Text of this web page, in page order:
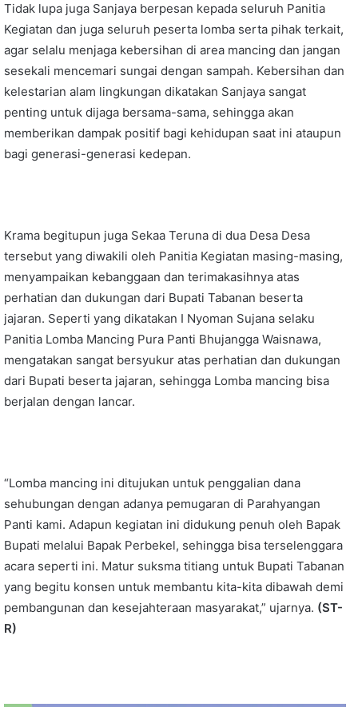
Tidak lupa juga Sanjaya berpesan kepada seluruh Panitia
Kegiatan dan juga seluruh peserta lomba serta pihak terkait,
agar selalu menjaga kebersihan di area mancing dan jangan
sesekali mencemari sungai dengan sampah. Kebersihan dan
kelestarian alam lingkungan dikatakan Sanjaya sangat
penting untuk dijaga bersama-sama, sehingga akan
memberikan dampak positif bagi kehidupan saat ini ataupun
bagi generasi-generasi kedepan.
Krama begitupun juga Sekaa Teruna di dua Desa Desa
tersebut yang diwakili oleh Panitia Kegiatan masing-masing,
menyampaikan kebanggaan dan terimakasihnya atas
perhatian dan dukungan dari Bupati Tabanan beserta
jajaran. Seperti yang dikatakan I Nyoman Sujana selaku
Panitia Lomba Mancing Pura Panti Bhujangga Waisnawa,
mengatakan sangat bersyukur atas perhatian dan dukungan
dari Bupati beserta jajaran, sehingga Lomba mancing bisa
berjalan dengan lancar.
“Lomba mancing ini ditujukan untuk penggalian dana
sehubungan dengan adanya pemugaran di Parahyangan
Panti kami. Adapun kegiatan ini didukung penuh oleh Bapak
Bupati melalui Bapak Perbekel, sehingga bisa terselenggara
acara seperti ini. Matur suksma titiang untuk Bupati Tabanan
yang begitu konsen untuk membantu kita-kita dibawah demi
pembangunan dan kesejahteraan masyarakat,” ujarnya. (ST-
R)